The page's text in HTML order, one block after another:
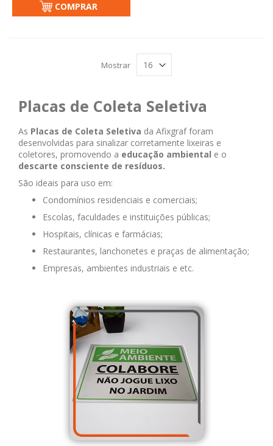
COMPRAR
Mostrar
Placas de Coleta Seletiva
As Placas de Coleta Seletiva da Afixgraf foram
desenvolvidas para sinalizar corretamente lixeiras e
coletores, promovendo a educação ambiental e o
descarte consciente de resíduos.
São ideais para uso em:
Condomínios residenciais e comerciais;
Escolas, faculdades e instituições públicas;
Hospitais, clínicas e farmácias;
Restaurantes, lanchonetes e praças de alimentação;
Empresas, ambientes industriais e etc.